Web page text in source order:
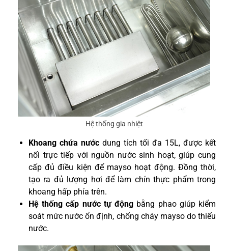
Hệ thống gia nhiệt
Khoang chứa nước dung tích tối đa 15L, được kết
nối trực tiếp với nguồn nước sinh hoạt, giúp cung
cấp đủ điều kiện để mayso hoạt động. Đồng thời,
tạo ra đủ lượng hơi để làm chín thực phẩm trong
khoang hấp phía trên.
Hệ thống cấp nước tự động bằng phao giúp kiểm
soát mức nước ổn định, chống cháy mayso do thiếu
nước.